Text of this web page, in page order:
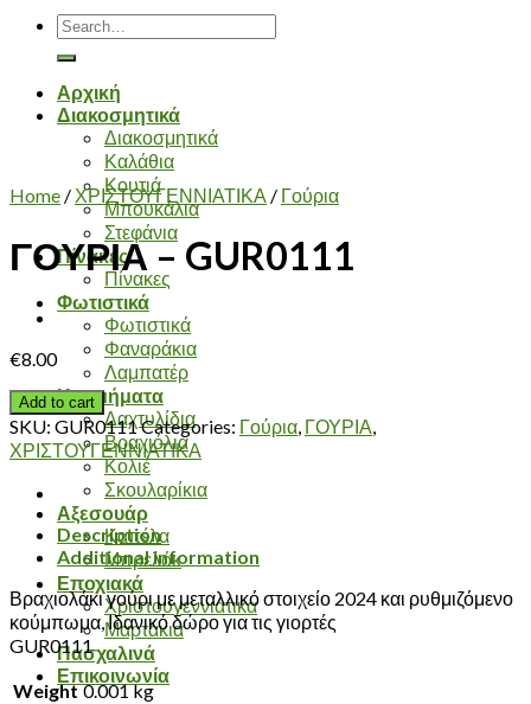
Search
for:
Αρχική
Διακοσμητικά
Διακοσμητικά
Καλάθια
Κουτιά
Μπουκάλια
Στεφάνια
Πίνακες
Πίνακες
Φωτιστικά
Φωτιστικά
Φαναράκια
Λαμπατέρ
Κοσμήματα
Δαχτυλίδια
Βραχιόλια
Κολιέ
Σκουλαρίκια
Αξεσουάρ
Καπέλα
Μπρελόκ
Εποχιακά
Χριστουγεννιάτικα
Μαρτάκια
Πασχαλινά
Επικοινωνία
Home / ΧΡΙΣΤΟΥΓΕΝΝΙΑΤΙΚΑ / Γούρια
ΓΟΥΡΙΑ – GUR0111
€8.00
Add to cart
SKU: GUR0111Categories: Γούρια, ΓΟΥΡΙΑ,
ΧΡΙΣΤΟΥΓΕΝΝΙΑΤΙΚΑ
Description
Additional information
Βραχιολάκι γούρι με μεταλλικό στοιχείο 2024 και ρυθμιζόμενο
κούμπωμα, Ιδανικό δώρο για τις γιορτές
GUR0111
Weight 0.001 kg